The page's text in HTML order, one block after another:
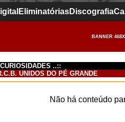
EliminatóriasDiscografia
BANNER
..::
UNIDOS DO PÉ GRANDE
Não há conteúdo